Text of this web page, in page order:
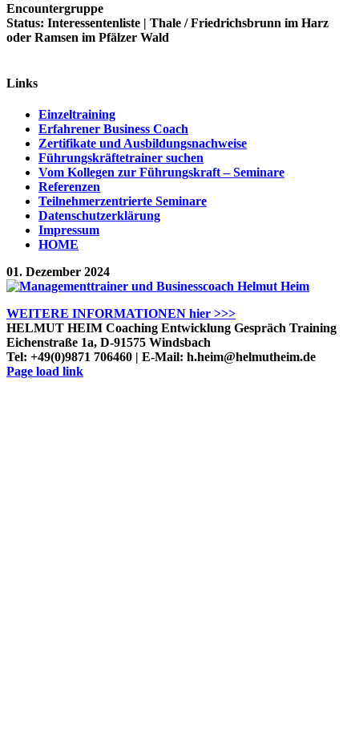
Encountergruppe
Status: Interessentenliste | Thale / Friedrichsbrunn im Harz
oder Ramsen im Pfälzer Wald
Links
Einzeltraining
Erfahrener Business Coach
Zertifikate und Ausbildungsnachweise
Führungskräftetrainer suchen
Vom Kollegen zur Führungskraft – Seminare
Referenzen
Teilnehmerzentrierte Seminare
Datenschutzerklärung
Impressum
HOME
01. Dezember 2024
WEITERE INFORMATIONEN hier >>>
HELMUT HEIM Coaching Entwicklung Gespräch Training
Eichenstraße 1a, D-91575 Windsbach
Tel: +49(0)9871 706460 | E-Mail: h.heim@helmutheim.de
Twitter
Facebook
LinkedIn
Xing
Instagram
Page load link